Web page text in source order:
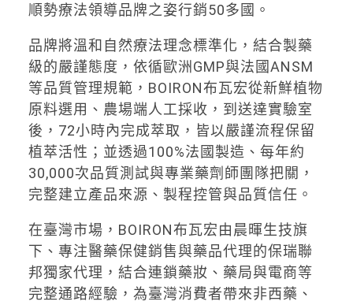
順勢療法領導品牌之姿行銷50多國。
品牌將溫和自然療法理念標準化，結合製藥
級的嚴謹態度，依循歐洲GMP與法國ANSM
等品質管理規範，BOIRON布瓦宏從新鮮植物
原料選用、農場端人工採收，到送達實驗室
後，72小時內完成萃取，皆以嚴謹流程保留
植萃活性；並透過100%法國製造、每年約
30,000次品質測試與專業藥劑師團隊把關，
完整建立產品來源、製程控管與品質信任。
在臺灣市場，BOIRON布瓦宏由晨暉生技旗
下、專注醫藥保健銷售與藥品代理的保瑞聯
邦獨家代理，結合連鎖藥妝、藥局與電商等
完整通路經驗，為臺灣消費者帶來非西藥、